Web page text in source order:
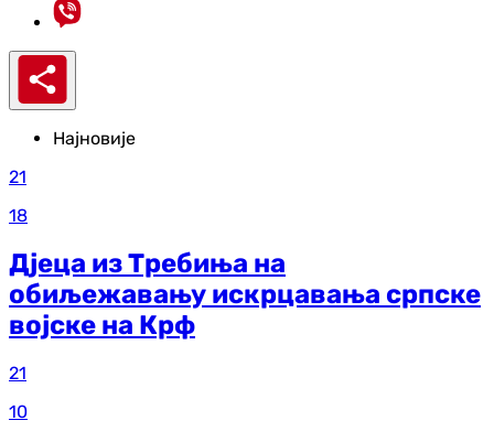
Најновије
21
18
Дјеца из Требиња на
обиљежавању искрцавања српске
војске на Крф
21
10